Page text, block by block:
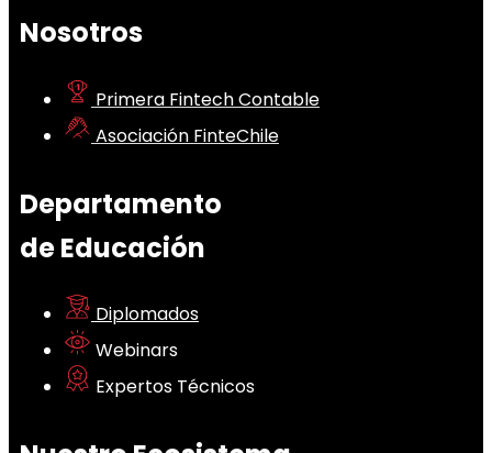
Nosotros
Primera Fintech Contable
Asociación FinteChile
Departamento
de Educación
Diplomados
Webinars
Expertos Técnicos